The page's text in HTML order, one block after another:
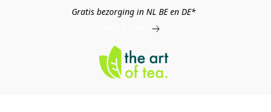
Gratis bezorging in NL BE en DE*